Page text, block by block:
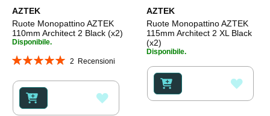
AZTEK
Ruote Monopattino AZTEK
110mm Architect 2 Black (x2)
Disponibile.
Valutazione:
2 Recensioni
AGGIUNGI
AZTEK
Ruote Monopattino AZTEK
115mm Architect 2 XL Black
(x2)
Disponibile.
ALLA